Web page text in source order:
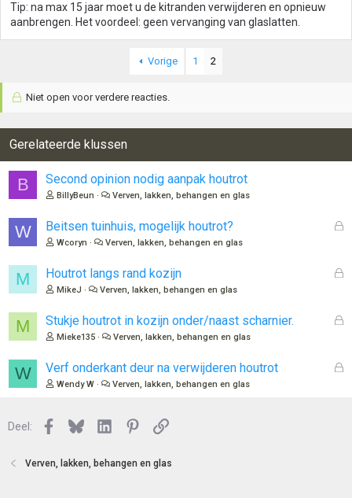
Tip: na max 15 jaar moet u de kitranden verwijderen en opnieuw
aanbrengen. Het voordeel: geen vervanging van glaslatten.
Vorige 1 2
Niet open voor verdere reacties.
Gerelateerde klussen
B Second opinion nodig aanpak houtrot
BillyBeun Verven, lakken, behangen en glas
W
G
n
Beitsen tuinhuis, mogelijk houtrot?
Wcoryn Verven, lakken, behangen en glas
M
G
n
Houtrot langs rand kozijn
MikeJ Verven, lakken, behangen en glas
M
G
Stukje houtrot in kozijn onder/naast scharnier.
Mieke135 Verven, lakken, behangen en glas
W
G
Verf onderkant deur na verwijderen houtrot
Wendy W Verven, lakken, behangen en glas
Deel: Facebook
BlueskyLinkedInPinterest
Link
Verven, lakken, behangen en glas